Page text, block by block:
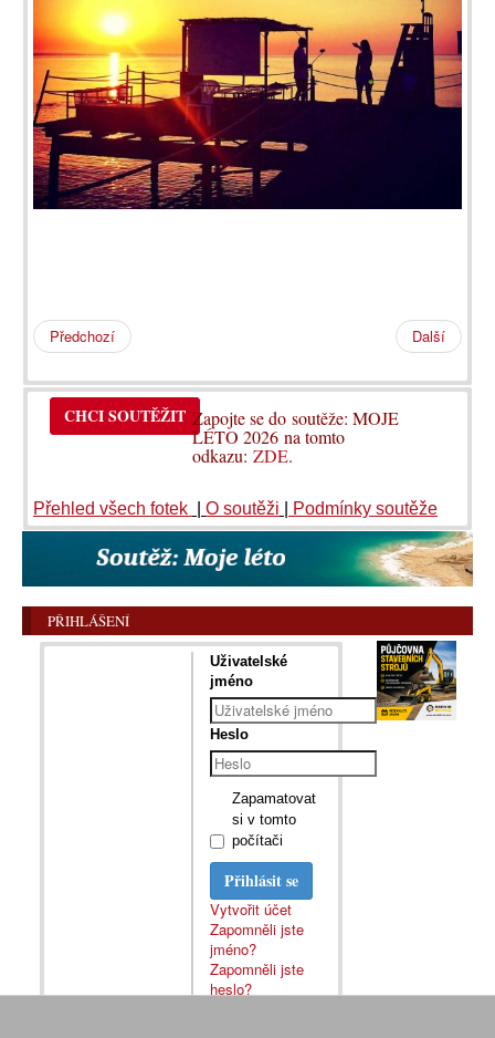
Předchozí Další
CHCI SOUTĚŽIT Zapojte se do soutěže: MOJE
LÉTO 2026 na tomto
odkazu:ZDE.
Přehled všech fotek O soutěži Podmínky soutěže
PŘIHLÁŠENÍ
Uživatelské
jméno
Heslo
Zapamatovat
si v tomto
počítači
Přihlásit se
Vytvořit účet
Zapomněli jste
jméno?
Zapomněli jste
heslo?